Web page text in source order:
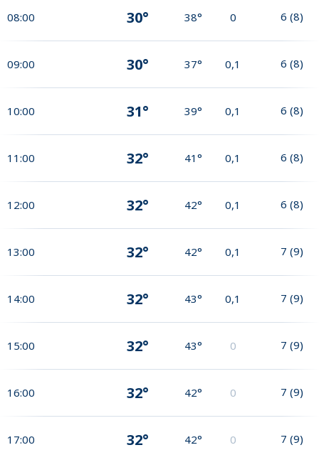
08:00 30° 38° 0 6 (8)
09:00 30° 37° 0,1 6 (8)
10:00 31° 39° 0,1 6 (8)
11:00 32° 41° 0,1 6 (8)
12:00 32° 42° 0,1 6 (8)
13:00 32° 42° 0,1 7 (9)
14:00 32° 43° 0,1 7 (9)
15:00 32° 43° 0 7 (9)
16:00 32° 42° 0 7 (9)
17:00 32° 42° 0 7 (9)